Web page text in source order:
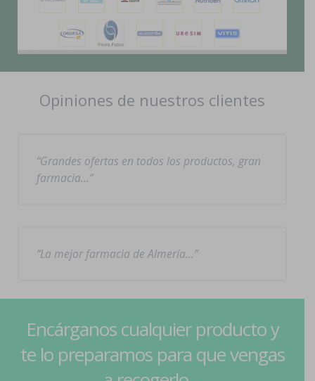
Opiniones de nuestros clientes
Grandes ofertas en todos los productos, gran
farmacia…
La mejor farmacia de Almería…
Encárganos cualquier producto y
te lo preparamos para que vengas